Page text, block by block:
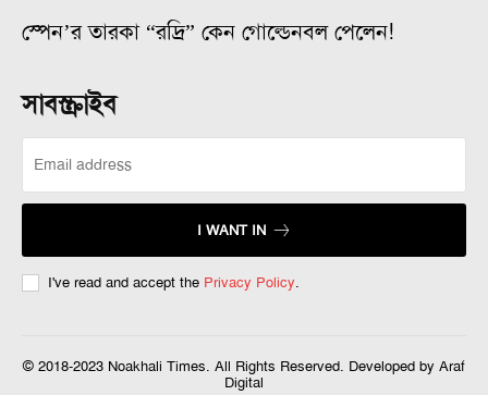
স্পেন’র তারকা “রদ্রি” কেন গোল্ডেনবল পেলেন!
সাবস্ক্রাইব
I WANT IN
I've read and accept the Privacy Policy.
© 2018-2023 Noakhali Times. All Rights Reserved. Developed by Araf
Digital